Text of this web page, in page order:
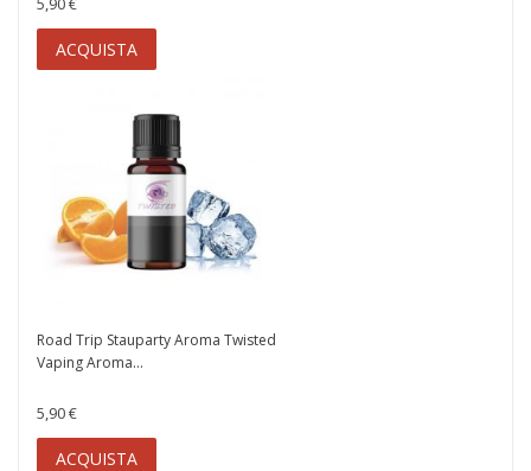
ACQUISTA
Road Trip Stauparty Aroma Twisted
Vaping Aroma...
5,90 €
ACQUISTA